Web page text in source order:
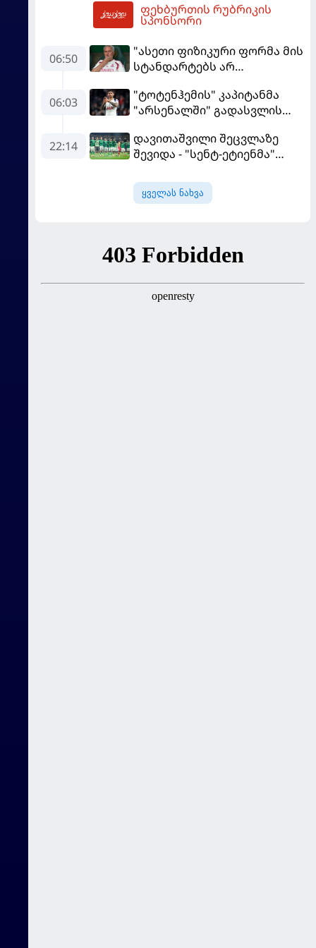
აგენტი
ფეხბურთის რუბრიკის
სპონსორი
06:50
"ასეთი ფიზიკური ფორმა მის
სტანდარტებს არ
"რეალის" ახალწვეული
გააკრიტიკა
06:03
"ტოტენჰემის" კაპიტანმა
"არსენალში" გადასვლის
22:14
დავითაშვილი შეცვლაზე
შევიდა - "სენტ-ეტიენმა"
ყველას ნახვა